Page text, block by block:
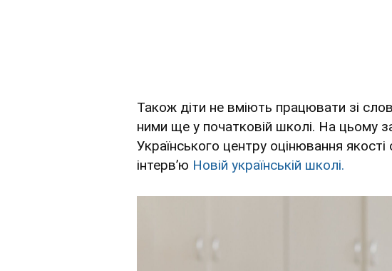
Також діти не вміють працювати зі
ними ще у початковій школі. На цьому
Українського центру оцінювання
інтервʼю Новій українській школі.